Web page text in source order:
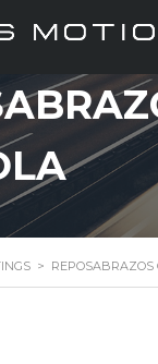
> REPOSABRAZOS